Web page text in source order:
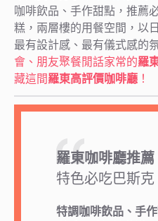
咖啡飲品、手作甜點，推薦
糕，兩層樓的用餐空間，以
最有設計感、最有儀式感的
會、朋友聚餐閒話家常的羅
藏這間羅東高評價咖啡廳 ！
羅東咖啡廳推薦
特色必吃巴斯克
特調咖啡飲品、手